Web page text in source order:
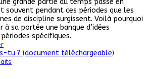
grande partie du temps passé en
souvent pendant ces périodes que les
de discipline surgissent. Voilà pourquoi
sa portée une banque d’idées
spécifiques.